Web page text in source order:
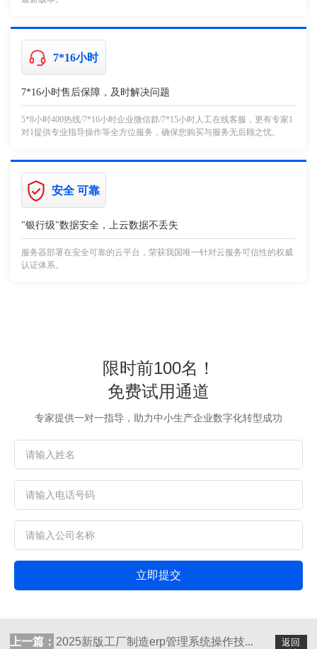
7*16小时
7*16小时售后保障，及时解决问题
5*8小时400热线/7*16小时企业微信群/7*15小时人工在线客服，更有专家1
对1提供专业指导操作等全方位服务，确保您购买与服务无后顾之忧。
安全 可靠
"银行级"数据安全，上云数据不丢失
服务器部署在安全可靠的云平台，荣获我国唯一针对云服务可信性的权威
认证体系。
限时前100名！
免费试用通道
专家提供一对一指导，助力中小生产企业数字化转型成功
立即提交
返回
上一篇： 2025新版工厂制造erp管理系统操作技...